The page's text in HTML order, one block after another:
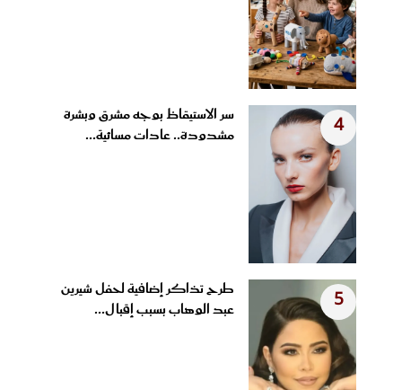
4
سر الاستيقاظ بوجه مشرق وبشرة
مشدودة.. عادات مسائية...
5
طرح تذاكر إضافية لحفل شيرين
عبد الوهاب بسبب إقبال...